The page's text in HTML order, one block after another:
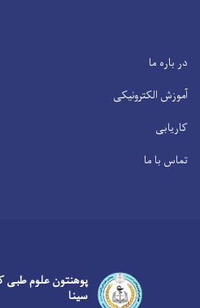
در باره ما
آموزش الکترونیکی
کاریابی
تماس با ما
پوهنتون علوم طبی
سینا